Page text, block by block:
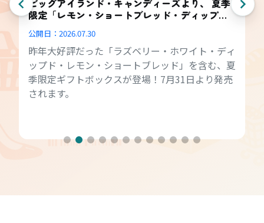
限定「レモン・ショートブレッド・ディップ
公開日： 2026.07.30
昨年大好評だった「ラズベリー・ホワイト・ディ
ップド・レモン・ショートブレッド」を含む、夏
季限定ギフトボックスが登場！7月31日より発売
されます。